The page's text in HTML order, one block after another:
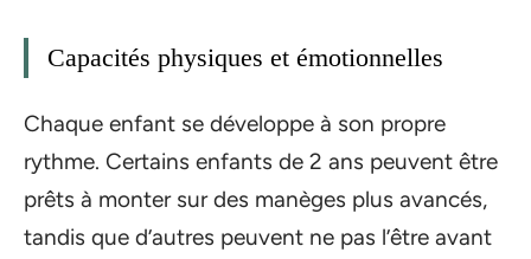
Capacités physiques et émotionnelles
Chaque enfant se développe à son propre
rythme. Certains enfants de 2 ans peuvent être
prêts à monter sur des manèges plus avancés,
tandis que d’autres peuvent ne pas l’être avant